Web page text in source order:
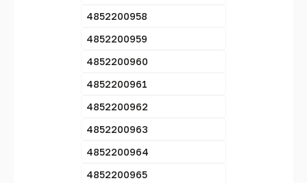
4852200958
4852200959
4852200960
4852200961
4852200962
4852200963
4852200964
4852200965